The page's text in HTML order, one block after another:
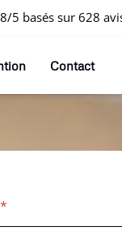
5 basés sur 628
Contact
*